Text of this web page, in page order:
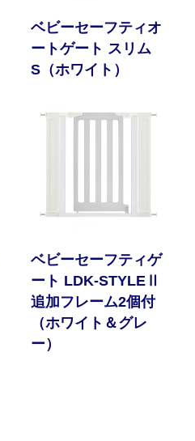
ベビーセーフティオ
ートゲート スリム
S（ホワイト）
ベビーセーフティゲ
ート LDK-STYLEⅡ
追加フレーム2個付
（ホワイト＆グレ
ー）